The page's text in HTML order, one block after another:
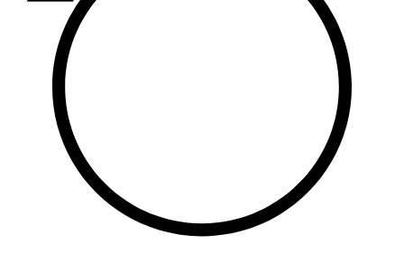
107,1 FM
Балык бистәсе
104,9 FM
Баулы
107,5 FM
Биләр